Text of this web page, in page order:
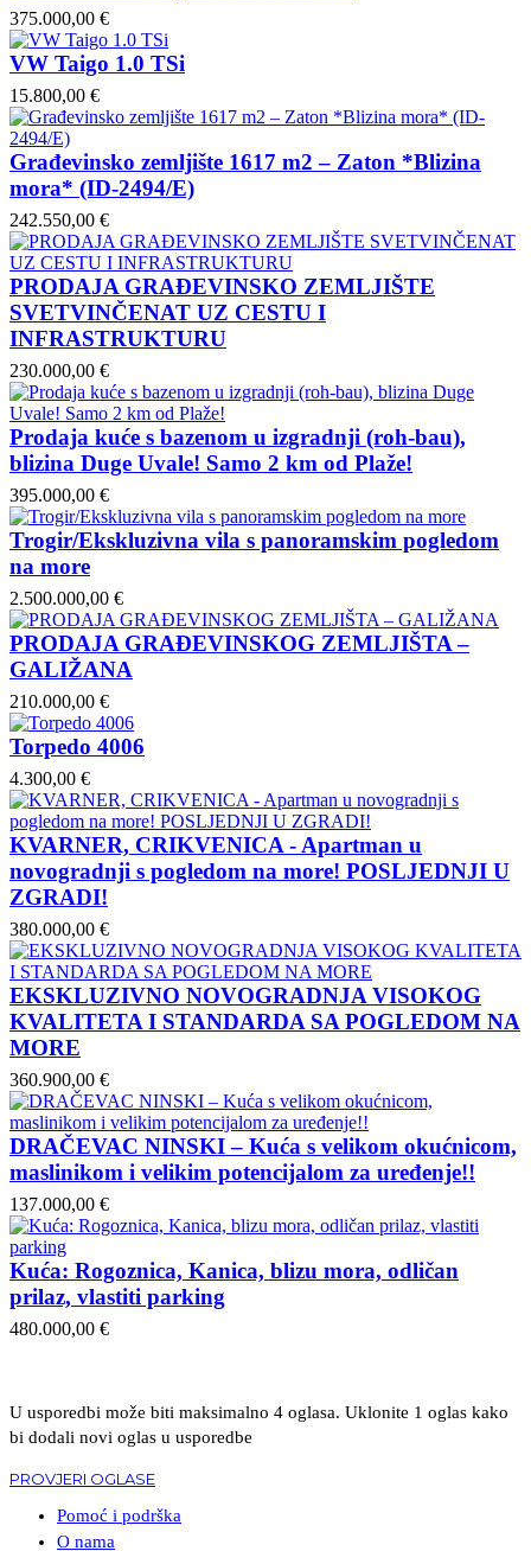
375.000,00 €
VW Taigo 1.0 TSi
15.800,00 €
Građevinsko zemljište 1617 m2 – Zaton *Blizina
mora* (ID-2494/E)
242.550,00 €
PRODAJA GRAĐEVINSKO ZEMLJIŠTE
SVETVINČENAT UZ CESTU I
INFRASTRUKTURU
230.000,00 €
Prodaja kuće s bazenom u izgradnji (roh-bau),
blizina Duge Uvale! Samo 2 km od Plaže!
395.000,00 €
Trogir/Ekskluzivna vila s panoramskim pogledom
na more
2.500.000,00 €
PRODAJA GRAĐEVINSKOG ZEMLJIŠTA –
GALIŽANA
210.000,00 €
Torpedo 4006
4.300,00 €
KVARNER, CRIKVENICA - Apartman u
novogradnji s pogledom na more! POSLJEDNJI U
ZGRADI!
380.000,00 €
EKSKLUZIVNO NOVOGRADNJA VISOKOG
KVALITETA I STANDARDA SA POGLEDOM NA
MORE
360.900,00 €
DRAČEVAC NINSKI – Kuća s velikom okućnicom,
maslinikom i velikim potencijalom za uređenje!!
137.000,00 €
Kuća: Rogoznica, Kanica, blizu mora, odličan
prilaz, vlastiti parking
480.000,00 €
U usporedbi može biti maksimalno 4 oglasa. Uklonite 1 oglas kako
bi dodali novi oglas u usporedbe
PROVJERI OGLASE
Pomoć i podrška
O nama